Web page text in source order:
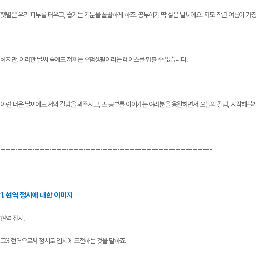
햇볕은 우리 피부를 태우고, 습기는 기분을 꿀꿀하게 하죠. 공부하기 딱 싫은 날씨에요. 저도 작년 여름이 가
하지만, 이러한 날씨 속에도 저희는 수험생활이라는 레이스를 멈출 수 없습니다.
이런 더운 날씨에도 저의 칼럼을 봐주시고, 또 공부를 이어가는 여러분을 응원하면서 오늘의 칼럼, 시작해볼
---------------------------------------------------------------------------------------
1. 현역 정시에 대한 이미지
현역 정시.
고3 현역으로써 정시로 입시에 도전하는 것을 말하죠.